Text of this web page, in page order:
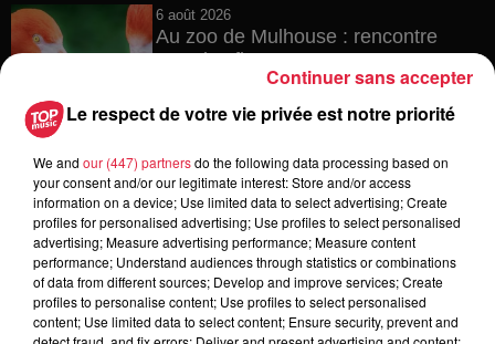
6 août 2026
Au zoo de Mulhouse : rencontre
avec les flamants rouges
6 août 2026
Les dernières infos sur la venue du
pape à Metz en septembre
5 août 2026
Europa-Park : des précisons sur
Le respect de votre vie privée est notre priorité
We and our (447) partnersdo the following data processing based on
your consent and/or our legitimate interest: Store and/or access
information on a device; Use limited data to select advertising; Create
profiles for personalised advertising; Use profiles to select personalised
advertising; Measure advertising performance; Measure content
performance; Understand audiences through statistics or combinations
of data from different sources; Develop and improve services; Create
profiles to personalise content; Use profiles to select personalised
content; Use limited data to select content; Ensure security, prevent and
Continuer sans accepter